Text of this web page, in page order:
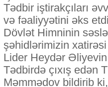
Tədbir iştirakçıları
və fəaliyyətini əks
Dövlət Himninin
şəhidlərimizin
Lider Heydər
Tədbirdə çıxış edən
Məmmədov bildirib